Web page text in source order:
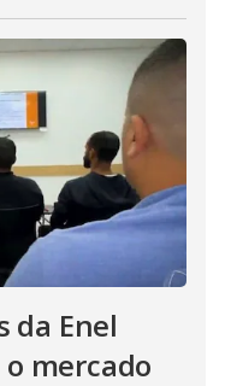
da Enel
mercado